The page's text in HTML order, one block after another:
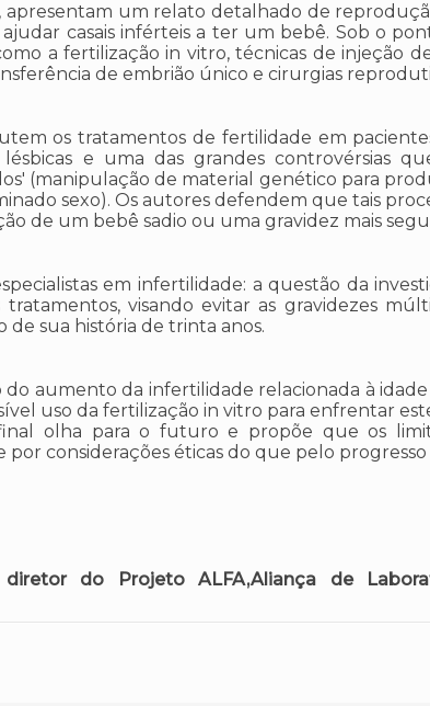
um relato detalhado de
casais inférteis a ter um bebê. Sob o
a fertilização in vitro, técnicas de injeção
de embrião único e cirurgias
os tratamentos de fertilidade em
e uma das grandes controvérsias
(manipulação de material genético para
sexo). Os autores defendem que tais
de um bebê sadio ou uma gravidez mais
em infertilidade: a questão da
visando evitar as gravidezes
sua história de trinta anos.
aumento da infertilidade relacionada à idade
uso da fertilização in vitro para enfrentar
olha para o futuro e propõe que os
por considerações éticas do que pelo
diretor do Projeto ALFA,Aliança de